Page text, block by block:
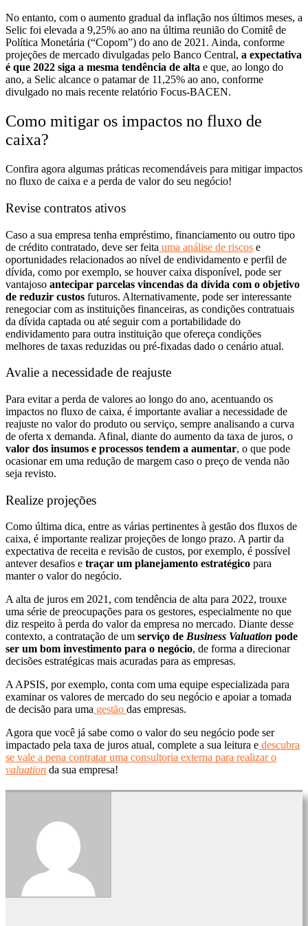
No entanto, com o aumento gradual da inflação nos últimos meses, a
Selic foi elevada a 9,25% ao ano na última reunião do Comitê de
Política Monetária (“Copom”) do ano de 2021. Ainda, conforme
projeções de mercado divulgadas pelo Banco Central, a expectativa
é que 2022 siga a mesma tendência de alta e que, ao longo do
ano, a Selic alcance o patamar de 11,25% ao ano, conforme
divulgado no mais recente relatório Focus-BACEN.
Como mitigar os impactos no fluxo de
caixa?
Confira agora algumas práticas recomendáveis para mitigar impactos
no fluxo de caixa e a perda de valor do seu negócio!
Revise contratos ativos
Caso a sua empresa tenha empréstimo, financiamento ou outro tipo
de crédito contratado, deve ser feita uma análise de riscos e
oportunidades relacionados ao nível de endividamento e perfil de
dívida, como por exemplo, se houver caixa disponível, pode ser
vantajoso antecipar parcelas vincendas da dívida com o objetivo
de reduzir custos futuros. Alternativamente, pode ser interessante
renegociar com as instituições financeiras, as condições contratuais
da dívida captada ou até seguir com a portabilidade do
endividamento para outra instituição que ofereça condições
melhores de taxas reduzidas ou pré-fixadas dado o cenário atual.
Avalie a necessidade de reajuste
Para evitar a perda de valores ao longo do ano, acentuando os
impactos no fluxo de caixa, é importante avaliar a necessidade de
reajuste no valor do produto ou serviço, sempre analisando a curva
de oferta x demanda. Afinal, diante do aumento da taxa de juros, o
valor dos insumos e processos tendem a aumentar, o que pode
ocasionar em uma redução de margem caso o preço de venda não
seja revisto.
Realize projeções
Como última dica, entre as várias pertinentes à gestão dos fluxos de
caixa, é importante realizar projeções de longo prazo. A partir da
expectativa de receita e revisão de custos, por exemplo, é possível
antever desafios e traçar um planejamento estratégico para
manter o valor do negócio.
A alta de juros em 2021, com tendência de alta para 2022, trouxe
uma série de preocupações para os gestores, especialmente no que
diz respeito à perda do valor da empresa no mercado. Diante desse
contexto, a contratação de um serviço de Business Valuation pode
ser um bom investimento para o negócio, de forma a direcionar
decisões estratégicas mais acuradas para as empresas.
A APSIS, por exemplo, conta com uma equipe especializada para
examinar os valores de mercado do seu negócio e apoiar a tomada
de decisão para uma gestão das empresas.
Agora que você já sabe como o valor do seu negócio pode ser
impactado pela taxa de juros atual, complete a sua leitura e descubra
se vale a pena contratar uma consultoria externa para realizar o
valuation da sua empresa!